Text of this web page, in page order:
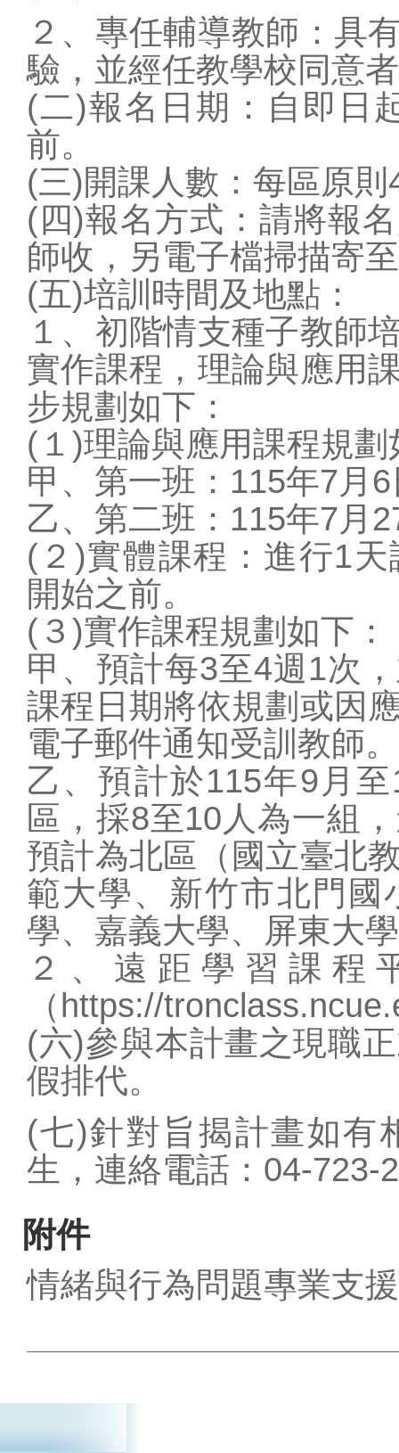
２、專任輔導教師：具
驗，並經任教學校同意
(二)報名日期：自即日
前。
(三)開課人數：每區原
(四)報名方式：請將報
師收，另電子檔掃描寄
(五)培訓時間及地點：
１、初階情支種子教師
實作課程，理論與應用
步規劃如下：
(１)理論與應用課程規劃
甲、第一班：115年7月
乙、第二班：115年7月
(２)實體課程：進行1
開始之前。
(３)實作課程規劃如下：
甲、預計每3至4週1次
課程日期將依規劃或因
電子郵件通知受訓教師。
乙、預計於115年9月
區，採8至10人為一組
預計為北區（國立臺北
範大學、新竹市北門
學、嘉義大學、屏東大
２、遠距學習課程
（https://
(六)參與本計畫之現職
假排代。
(七)針對旨揭計畫如有
生，連絡電話：04-723-
附件
情緒與行為問題專業支